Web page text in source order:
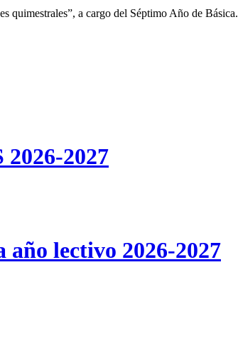
quimestrales”, a cargo del Séptimo Año de Básica.
2027
lectivo 2026-2027